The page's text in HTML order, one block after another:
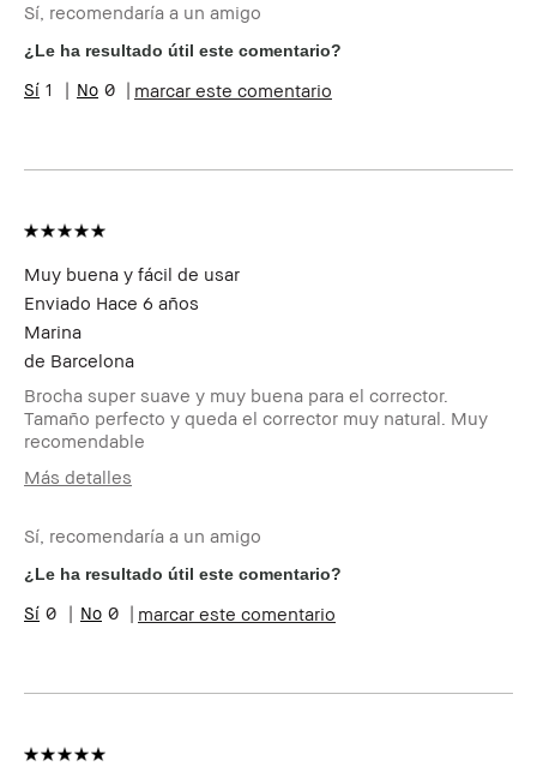
Tipo de piel
Normal
Tono de piel
Medio - Oscuro
Preocupaciones
de la piel
Sí, recomendaría a un amigo
¿Le ha resultado útil este comentario?
1 0 marcar este comentario
Muy buena y fácil de usar
Enviado Hace 6 años
Marina
de Barcelona
Brocha super suave y muy buena para el corrector.
Tamaño perfecto y queda el corrector muy natural. Muy
recomendable
Más detalles
Tipo de piel
Normal
Tono de piel
Claro - Medio
Preocupaciones
de la piel
Sí, recomendaría a un amigo
¿Le ha resultado útil este comentario?
0 0 marcar este comentario